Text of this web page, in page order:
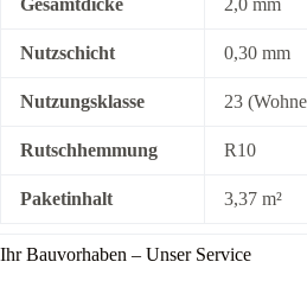
Nutzschicht 0,30 mm
Nutzungsklasse 23
Rutschhemmung R10
Paketinhalt 3,37 m²
Ihr Bauvorhaben – Unser Service